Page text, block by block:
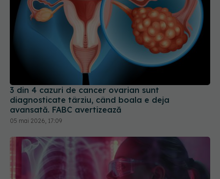
3 din 4 cazuri de cancer ovarian sunt
diagnosticate târziu, când boala e deja
avansată. FABC avertizează
05 mai 2026, 17:09